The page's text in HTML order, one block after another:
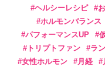
ヘルシーレシピ
ホルモンバランス
パフォーマンスUP
トリプトファン
ラ
女性ホルモン
月経